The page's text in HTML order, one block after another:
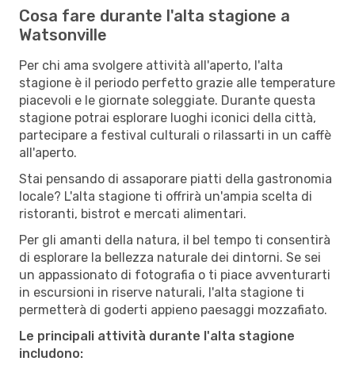
Cosa fare durante l'alta stagione a
Watsonville
Per chi ama svolgere attività all'aperto, l'alta
stagione è il periodo perfetto grazie alle temperature
piacevoli e le giornate soleggiate. Durante questa
stagione potrai esplorare luoghi iconici della città,
partecipare a festival culturali o rilassarti in un caffè
all'aperto.
Stai pensando di assaporare piatti della gastronomia
locale? L'alta stagione ti offrirà un'ampia scelta di
ristoranti, bistrot e mercati alimentari.
Per gli amanti della natura, il bel tempo ti consentirà
di esplorare la bellezza naturale dei dintorni. Se sei
un appassionato di fotografia o ti piace avventurarti
in escursioni in riserve naturali, l'alta stagione ti
permetterà di goderti appieno paesaggi mozzafiato.
Le principali attività durante l'alta stagione
includono: